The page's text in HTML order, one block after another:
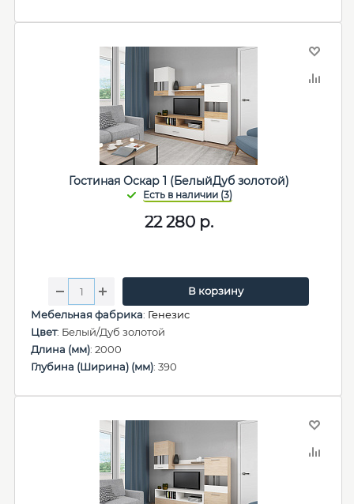
Гостиная Оскар 1 (БелыйДуб золотой)
22 280р.
В корзину
Мебельная фабрика: Генезис
Цвет: Белый/Дуб золотой
Длина (мм): 2000
Глубина (Ширина) (мм): 390